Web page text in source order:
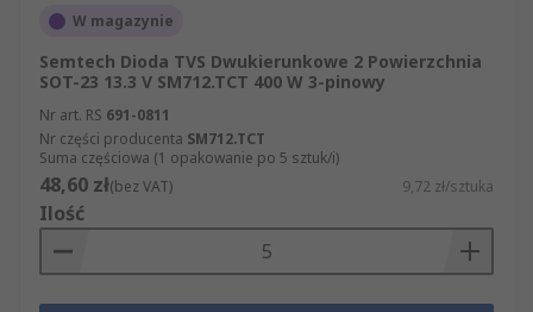
W magazynie
Semtech Dioda TVS Dwukierunkowe 2 Powierzchnia
SOT-23 13.3 V SM712.TCT 400 W 3-pinowy
Nr art. RS 691-0811
Nr części producenta SM712.TCT
Suma częściowa (1 opakowanie po 5 sztuk/i)
48,60 zł(bez VAT) 9,72 zł/sztuka
Ilość